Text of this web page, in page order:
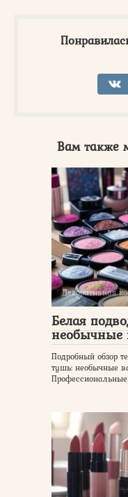
Вам также
Декоративная
Белая
необычные
Подробный обзор
тушь: необычные